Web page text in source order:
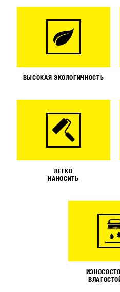
ВЫСОКАЯ ЭКОЛОГИЧНОСТЬ
ЛЕГКО
НАНОСИТЬ